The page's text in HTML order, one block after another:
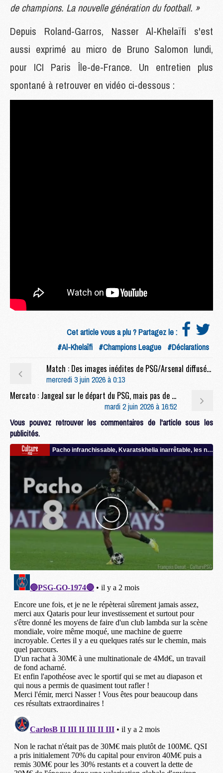
de champions. La nouvelle génération du football. »
Depuis Roland-Garros, Nasser Al-Khelaïfi s'est
aussi exprimé au micro de Bruno Salomon lundi,
pour ICI Paris Île-de-France. Un entretien plus
spontané à retrouver en vidéo ci-dessous :
Cet article vous a plu ? Partagez le :
#Al-Khelaïfi #Champions League #Déclarations
Match : Des images inédites de PSG/Arsenal diffusées
mercredi 3 juin 2026 à 0:13
Mercato : Jangeal sur le départ du PSG, mais pas de QSI ?
mardi 2 juin 2026 à 16:52
Vous pouvez retrouver les commentaires de l'article sous les
publicités.